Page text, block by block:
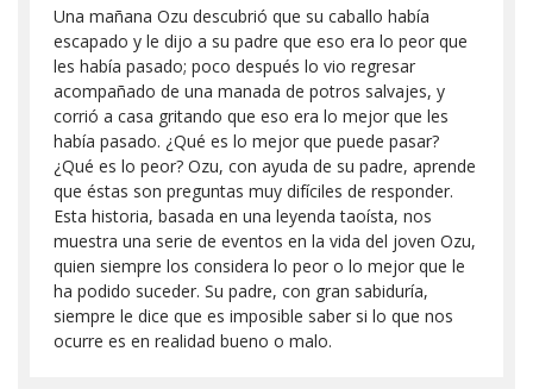
Una mañana Ozu descubrió que su caballo había
escapado y le dijo a su padre que eso era lo peor que
les había pasado; poco después lo vio regresar
acompañado de una manada de potros salvajes, y
corrió a casa gritando que eso era lo mejor que les
había pasado. ¿Qué es lo mejor que puede pasar?
¿Qué es lo peor? Ozu, con ayuda de su padre, aprende
que éstas son preguntas muy difíciles de responder.
Esta historia, basada en una leyenda taoísta, nos
muestra una serie de eventos en la vida del joven Ozu,
quien siempre los considera lo peor o lo mejor que le
ha podido suceder. Su padre, con gran sabiduría,
siempre le dice que es imposible saber si lo que nos
ocurre es en realidad bueno o malo.